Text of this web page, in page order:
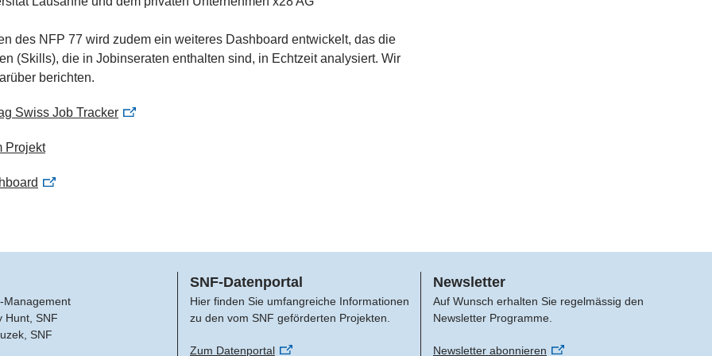
des NFP 77 wird zudem ein weiteres Dashboard entwickelt, das die
(Skills), die in Jobinseraten enthalten sind, in Echtzeit analysiert. Wir
berichten.
Swiss Job Tracker
Projekt
Management
Hunt, SNF
SNF
SNF-Datenportal
Hier finden Sie umfangreiche Informationen
zu den vom SNF geförderten Projekten.
Zum Datenportal
Newsletter
Auf Wunsch erhalten Sie regelmässig den
Newsletter Programme.
Newsletter abonnieren